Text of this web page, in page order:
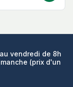
vendredi de 8h
(prix d'un